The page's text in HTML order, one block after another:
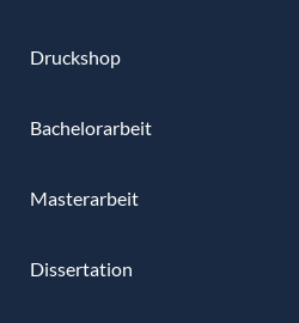
Druckshop
Bachelorarbeit
Masterarbeit
Dissertation